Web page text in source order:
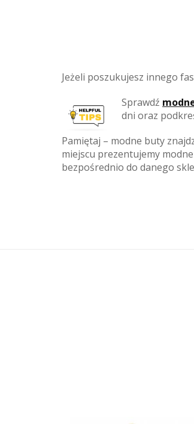
Jeżeli poszukujesz innego
Sprawdź
dni oraz
Pamiętaj – modne buty
miejscu prezentujemy
bezpośrednio do danego